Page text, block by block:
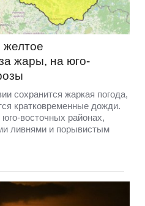
желтое
жары, на юго-
сохранится жаркая погода,
кратковременные дожди.
восточных районах,
ливнями и порывистым